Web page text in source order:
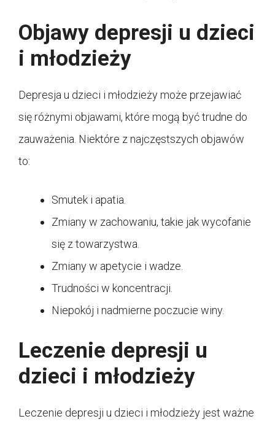
Objawy depresji u dzieci
i młodzieży
Depresja u dzieci i młodzieży może przejawiać
się różnymi objawami, które mogą być trudne do
zauważenia. Niektóre z najczęstszych objawów
to:
Smutek i apatia.
Zmiany w zachowaniu, takie jak wycofanie
się z towarzystwa.
Zmiany w apetycie i wadze.
Trudności w koncentracji.
Niepokój i nadmierne poczucie winy.
Leczenie depresji u
dzieci i młodzieży
Leczenie depresji u dzieci i młodzieży jest ważne